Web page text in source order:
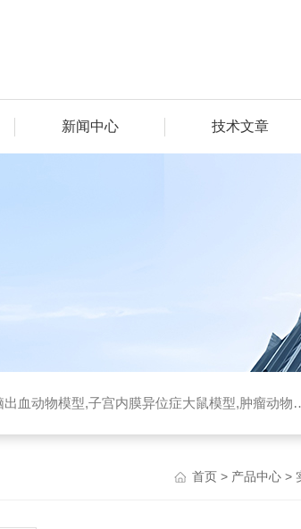
新闻中心 技术文章
动物模型,子宫内膜异位症大鼠模型,肿瘤动物模型
首页 > 产品中心 >